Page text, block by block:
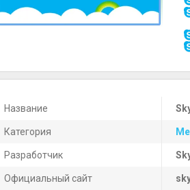
Название
Категория
Разработчик
Официальный сайт